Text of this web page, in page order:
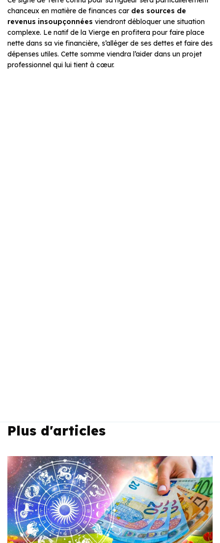
chanceux en matière de finances car des sources de
revenus insoupçonnées viendront débloquer une situation
complexe. Le natif de la Vierge en profitera pour faire place
nette dans sa vie financière, s’alléger de ses dettes et faire des
dépenses utiles. Cette somme viendra l’aider dans un projet
professionnel qui lui tient à cœur.
Plus d'articles